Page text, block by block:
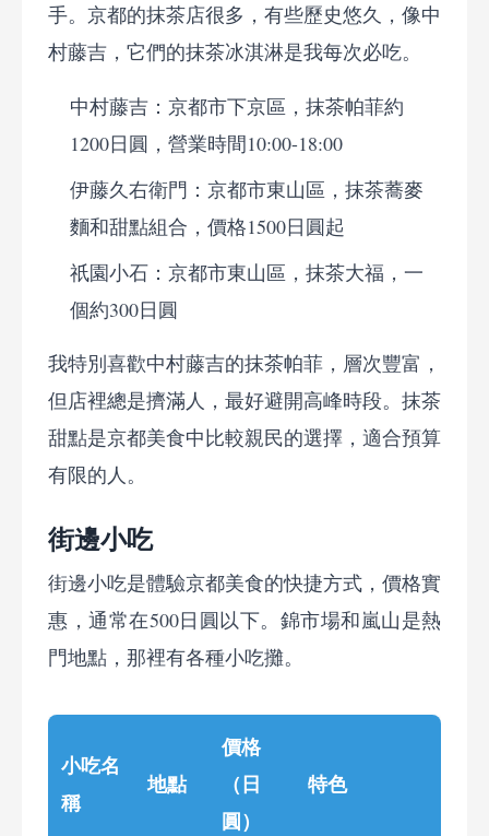
手。京都的抹茶店很多，有些歷史悠久，像中
村藤吉，它們的抹茶冰淇淋是我每次必吃。
中村藤吉：京都市下京區，抹茶帕菲約
1200日圓，營業時間10:00-18:00
伊藤久右衛門：京都市東山區，抹茶蕎麥
麵和甜點組合，價格1500日圓起
祇園小石：京都市東山區，抹茶大福，一
個約300日圓
我特別喜歡中村藤吉的抹茶帕菲，層次豐富，
但店裡總是擠滿人，最好避開高峰時段。抹茶
甜點是京都美食中比較親民的選擇，適合預算
有限的人。
街邊小吃
街邊小吃是體驗京都美食的快捷方式，價格實
惠，通常在500日圓以下。錦市場和嵐山是熱
門地點，那裡有各種小吃攤。
小吃名
稱
地點
價格
（日
圓）
特色